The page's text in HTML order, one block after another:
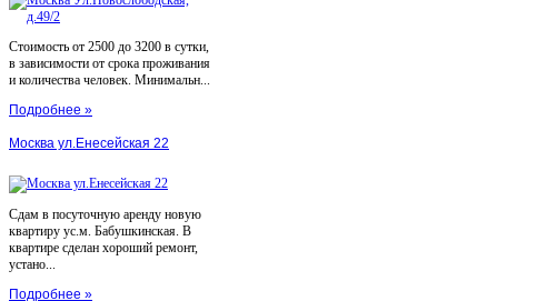
Стоимость от 2500 до 3200 в сутки,
в зависимости от срока проживания
и количества человек. Минимальн...
Подробнее »
Москва ул.Енесейская 22
Сдам в посуточную аренду новую
квартиру ус.м. Бабушкинская. В
квартире сделан хороший ремонт,
устано...
Подробнее »